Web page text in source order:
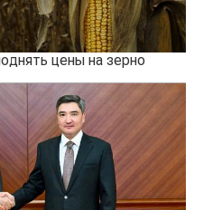
цены на зерно